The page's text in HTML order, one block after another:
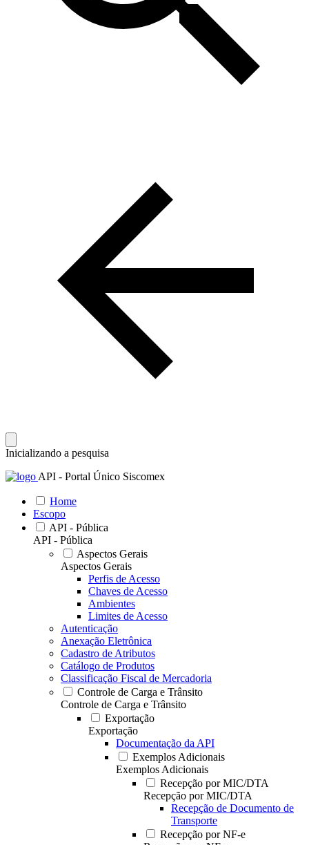
Inicializando a pesquisa
API - Portal Único Siscomex
Home
Escopo
API - Pública
API - Pública
Aspectos Gerais
Aspectos Gerais
Perfis de Acesso
Chaves de Acesso
Ambientes
Limites de Acesso
Autenticação
Anexação Eletrônica
Cadastro de Atributos
Catálogo de Produtos
Classificação Fiscal de Mercadoria
Controle de Carga e Trânsito
Controle de Carga e Trânsito
Exportação
Exportação
Documentação da API
Exemplos Adicionais
Exemplos Adicionais
Recepção por MIC/DTA
Recepção por MIC/DTA
Recepção de Documento de
Transporte
Recepção por NF-e